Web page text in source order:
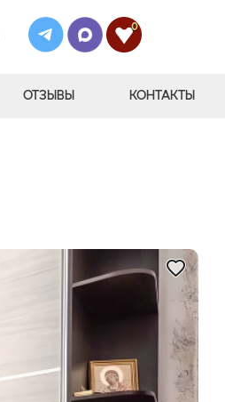
0
ОТЗЫВЫ КОНТАКТЫ